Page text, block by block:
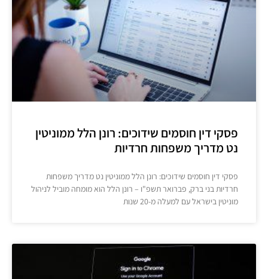
פסקי דין חוסמים שידוכים: רונן הלל ממוניטין
נט מדריך משפחות חרדיות
פסקי דין חוסמים שידוכים: רונן הלל ממוניטין נט מדריך משפחות
חרדיות בני ברק, פברואר תשפ"ו – רונן הלל הוא מומחה מוביל לניהול
מוניטין בישראל עם למעלה מ-20 שנות